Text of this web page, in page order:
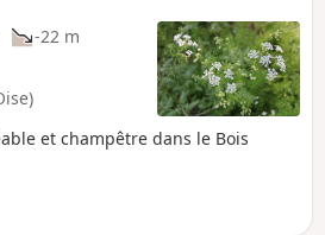
-22 m
et champêtre dans le Bois